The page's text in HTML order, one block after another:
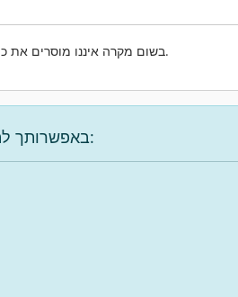
בשום מקרה איננו מוסרים אתשלנו.
באפשרותך להשתמש באפשרויות הבאות כדי למצוא את המכונה הרצויה: